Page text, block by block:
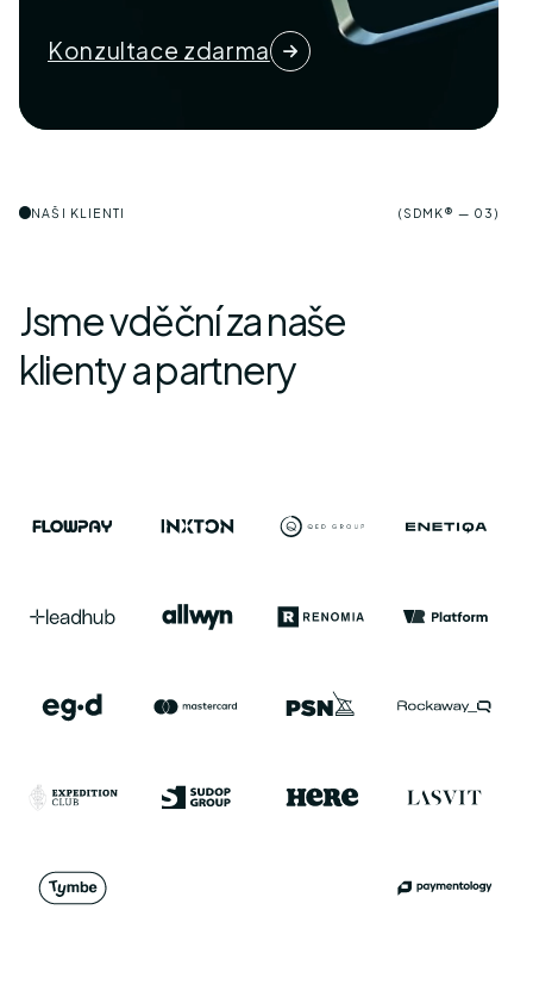
Konzultace zdarma
NAŠI KLIENTI (SDMK® — 03)
Jsme vděční za naše
klienty a partnery